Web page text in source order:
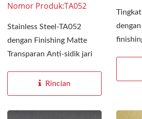
Nomor Produk:TA052
Stainless Steel-TA052
dengan Finishing Matte
Transparan Anti-sidik jari
Rincian